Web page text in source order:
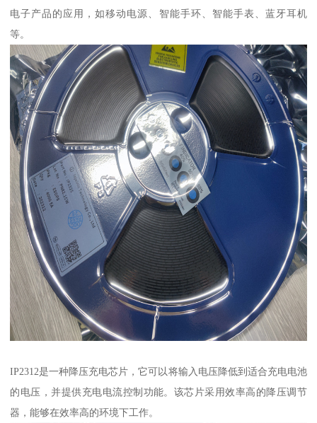
电子产品的应用，如移动电源、智能手环、智能手表、蓝牙耳机
等。
IP2312是一种降压充电芯片，它可以将输入电压降低到适合充电电池
的电压，并提供充电电流控制功能。该芯片采用效率高的降压调节
器，能够在效率高的环境下工作。